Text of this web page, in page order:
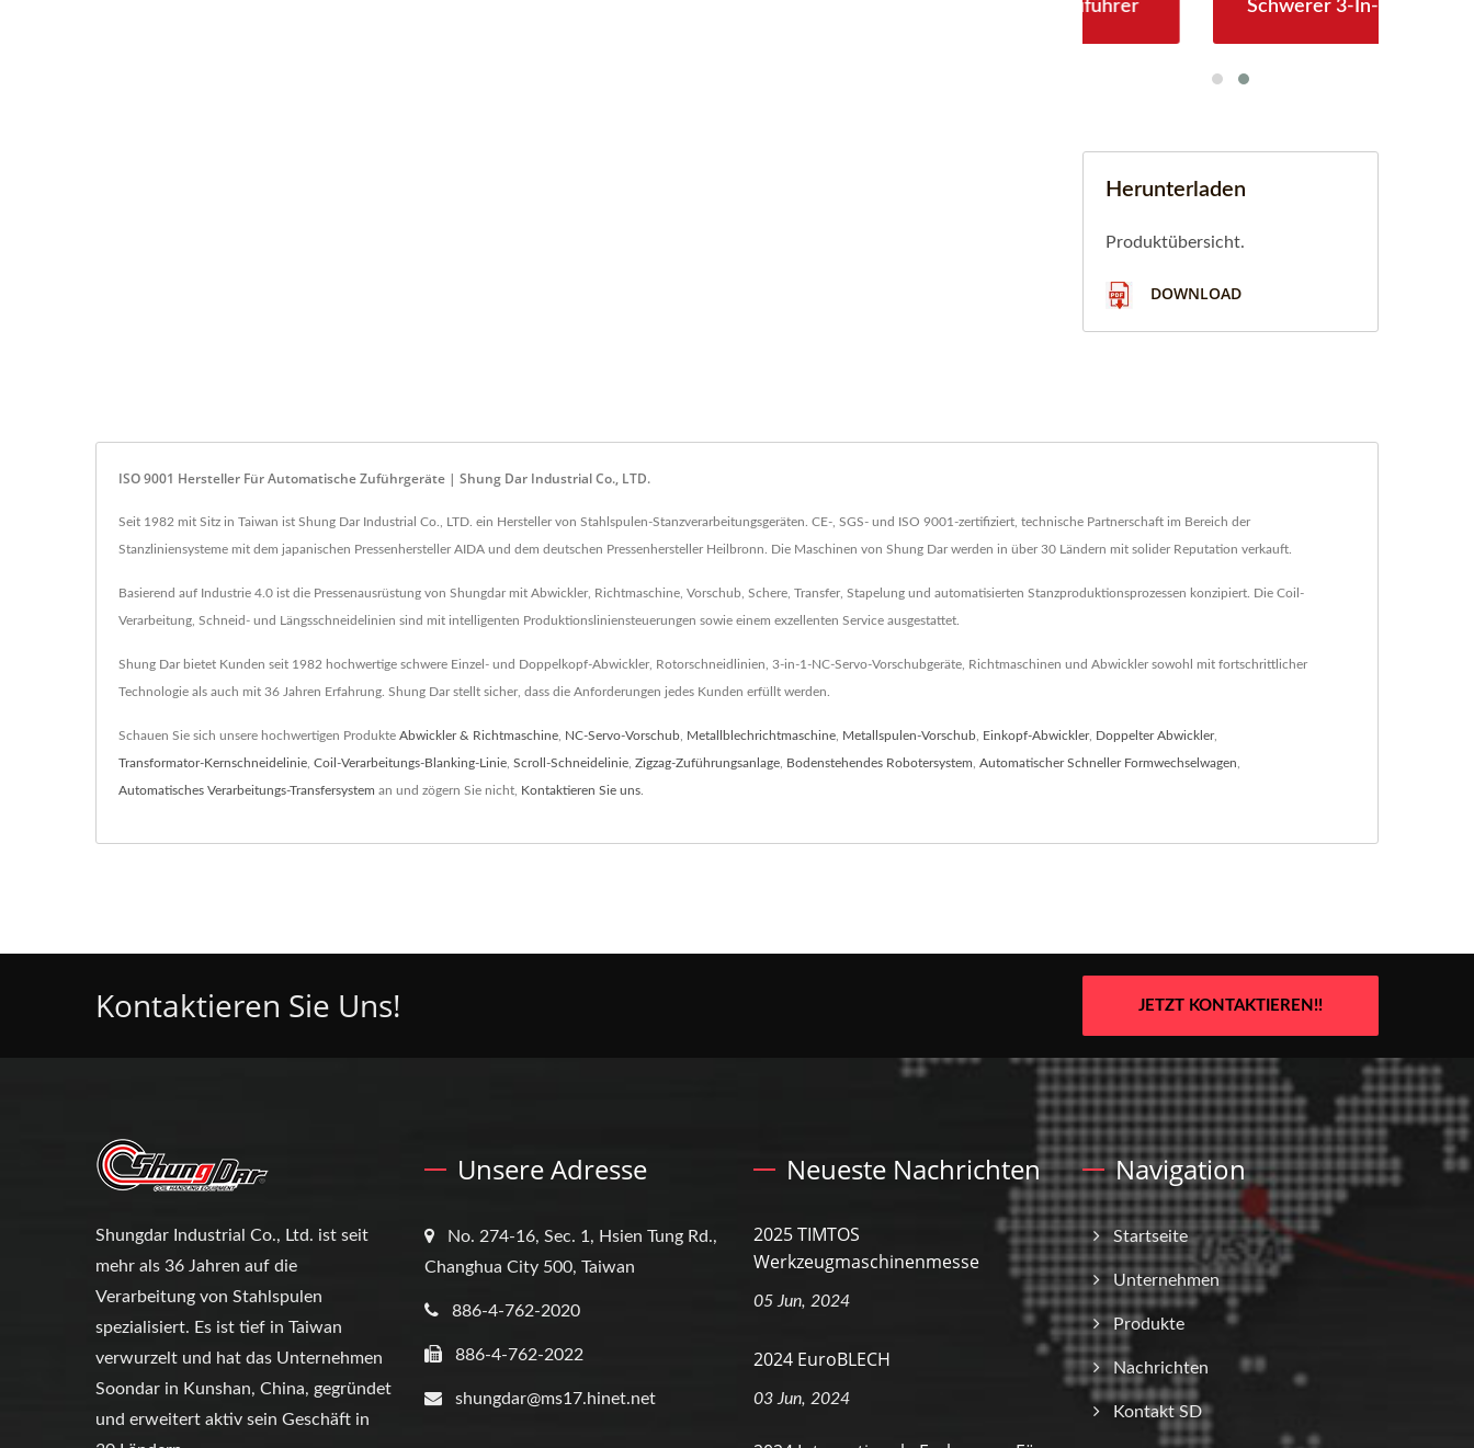
Schwerer 3-In-1-Zuführer
Herunterladen
Produktübersicht.
DOWNLOAD
ISO 9001 Hersteller Für Automatische Zuführgeräte | Shung Dar Industrial Co., LTD.
Seit 1982 mit Sitz in Taiwan ist Shung Dar Industrial Co., LTD. ein Hersteller von Stahlspulen-Stanzverarbeitungsgeräten. CE-, SGS- und ISO 9001-zertifiziert, technische Partnerschaft im Bereich der
Stanzliniensysteme mit dem japanischen Pressenhersteller AIDA und dem deutschen Pressenhersteller Heilbronn. Die Maschinen von Shung Dar werden in über 30 Ländern mit solider Reputation verkauft.
Basierend auf Industrie 4.0 ist die Pressenausrüstung von Shungdar mit Abwickler, Richtmaschine, Vorschub, Schere, Transfer, Stapelung und automatisierten Stanzproduktionsprozessen konzipiert. Die Coil-
Verarbeitung, Schneid- und Längsschneidelinien sind mit intelligenten Produktionsliniensteuerungen sowie einem exzellenten Service ausgestattet.
Shung Dar bietet Kunden seit 1982 hochwertige schwere Einzel- und Doppelkopf-Abwickler, Rotorschneidlinien, 3-in-1-NC-Servo-Vorschubgeräte, Richtmaschinen und Abwickler sowohl mit fortschrittlicher
Technologie als auch mit 36 Jahren Erfahrung. Shung Dar stellt sicher, dass die Anforderungen jedes Kunden erfüllt werden.
Schauen Sie sich unsere hochwertigen Produkte Abwickler & Richtmaschine NC-Servo-Vorschub Metallblechrichtmaschine Metallspulen-Vorschub Einkopf-Abwickler, Doppelter Abwickler,
Transformator-Kernschneidelinie Coil-Verarbeitungs-Blanking-Linie Scroll-Schneidelinie Zigzag-Zuführungsanlage Bodenstehendes Robotersystem Automatischer Schneller Formwechselwagen
Automatisches Verarbeitungs-Transfersystem an und zögern Sie nicht, Kontaktieren Sie uns
Kontaktieren Sie Uns! JETZT KONTAKTIEREN!!
Shungdar Industrial Co., Ltd. ist seit
mehr als 36 Jahren auf die
Verarbeitung von Stahlspulen
spezialisiert. Es ist tief in Taiwan
verwurzelt und hat das Unternehmen
Soondar in Kunshan, China, gegründet
und erweitert aktiv sein Geschäft in
Unsere Adresse
No. 274-16, Sec. 1, Hsien Tung Rd.,
Changhua City 500, Taiwan
886-4-762-2020
886-4-762-2022
shungdar@ms17.hinet.net
Neueste Nachrichten
2025 TIMTOS
Werkzeugmaschinenmesse
05 Jun, 2024
2024 EuroBLECH
03 Jun, 2024
Navigation
Startseite
Unternehmen
Produkte
Nachrichten
Kontakt SD